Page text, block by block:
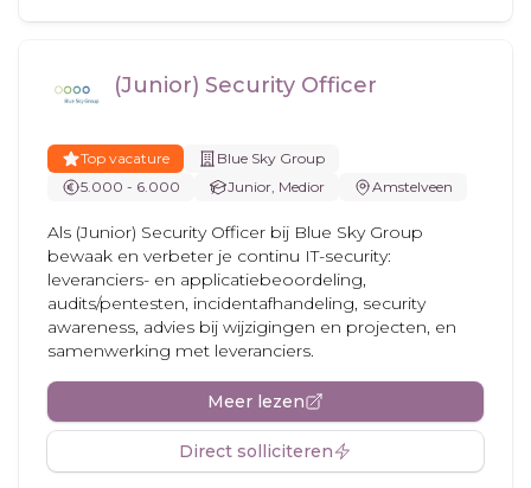
(Junior) Security Officer
Top vacature
Blue Sky Group
5.000 - 6.000
Junior, Medior Amstelveen
Als (Junior) Security Officer bij Blue Sky Group
bewaak en verbeter je continu IT-security:
leveranciers- en applicatiebeoordeling,
audits/pentesten, incidentafhandeling, security
awareness, advies bij wijzigingen en projecten, en
samenwerking met leveranciers.
Meer lezen
Direct solliciteren